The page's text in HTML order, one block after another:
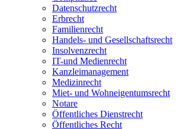
Datenschutzrecht
Erbrecht
Familienrecht
Handels- und Gesellschaftsrecht
Insolvenzrecht
IT-und Medienrecht
Kanzleimanagement
Medizinrecht
Miet- und Wohneigentumsrecht
Notare
Öffentliches Dienstrecht
Öffentliches Recht